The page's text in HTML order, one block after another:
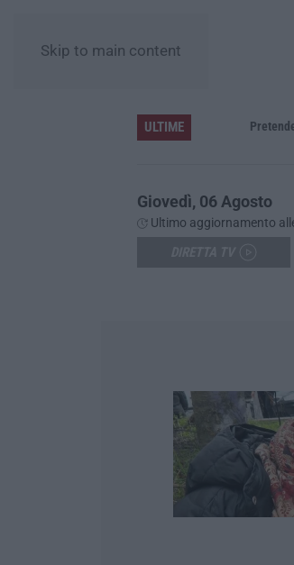
Skip to main content
ULTIME
Giornata Enzo Tortora. La Camera penale di Cosenza: dopo l’astensionismo, una campagna di alfabetizzazione costituzionale Pretende soldi
Giovedì, 06 Agosto
Ultimo aggiornamento